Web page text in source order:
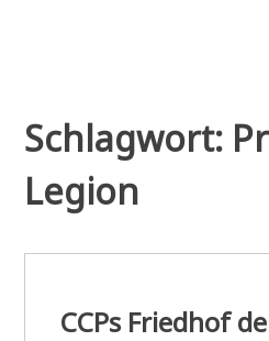
Schlagwort:
Legion
CCPs Friedhof